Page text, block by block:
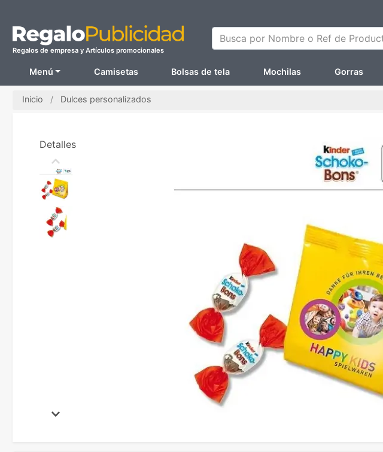
Regalos de empresa y Artículos promocionales
Busca por Nombre o Ref de Producto
Menú Camisetas Bolsas de tela Mochilas Gorras
Inicio Dulces personalizados
Detalles